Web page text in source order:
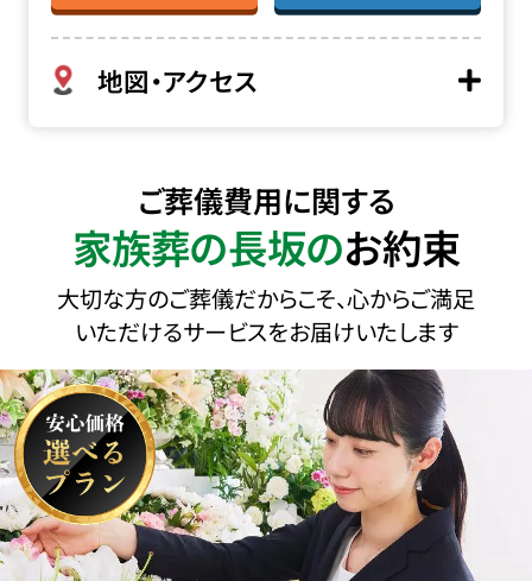
地図・アクセス
ご葬儀費用に関する
家族葬の長坂のお約束
大切な方のご葬儀だからこそ、心からご満足
いただけるサービスをお届けいたします